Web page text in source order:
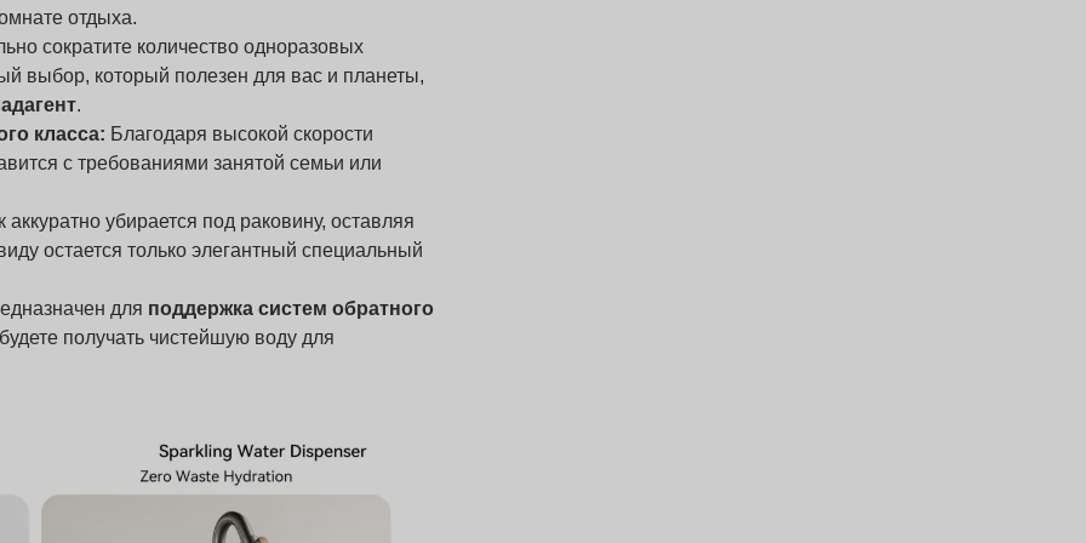
отдыха.
сократите количество одноразовых
выбор, который полезен для вас и планеты,
.
класса: Благодаря высокой скорости
с требованиями занятой семьи или
убирается под раковину, оставляя
остается только элегантный специальный
для поддержка систем обратного
получать чистейшую воду для